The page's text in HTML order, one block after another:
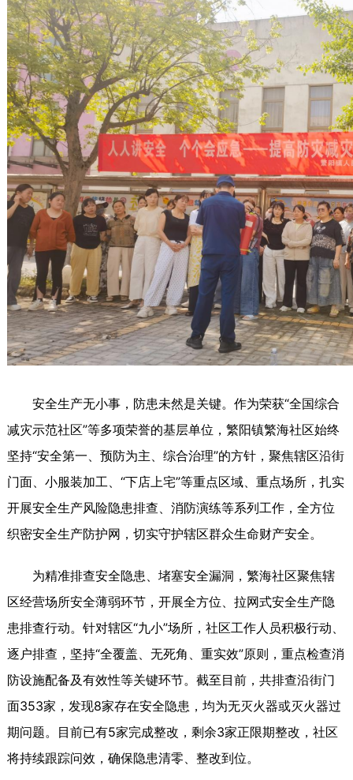
安全生产无小事，防患未然是关键。作为荣获“全国综合
减灾示范社区”等多项荣誉的基层单位，繁阳镇繁海社区始终
坚持“安全第一、预防为主、综合治理”的方针，聚焦辖区沿街
门面、小服装加工、“下店上宅”等重点区域、重点场所，扎实
开展安全生产风险隐患排查、消防演练等系列工作，全方位
织密安全生产防护网，切实守护辖区群众生命财产安全。
为精准排查安全隐患、堵塞安全漏洞，繁海社区聚焦辖
区经营场所安全薄弱环节，开展全方位、拉网式安全生产隐
患排查行动。针对辖区“九小”场所，社区工作人员积极行动、
逐户排查，坚持“全覆盖、无死角、重实效”原则，重点检查消
防设施配备及有效性等关键环节。截至目前，共排查沿街门
面353家，发现8家存在安全隐患，均为无灭火器或灭火器过
期问题。目前已有5家完成整改，剩余3家正限期整改，社区
将持续跟踪问效，确保隐患清零、整改到位。